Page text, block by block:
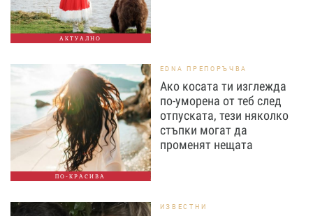
АКТУАЛНО
ПО-КРАСИВА
EDNA ПРЕПОРЪЧВА
Ако косата ти изглежда
по-уморена от теб след
отпуската, тези няколко
стъпки могат да
променят нещата
ИЗВЕСТНИ